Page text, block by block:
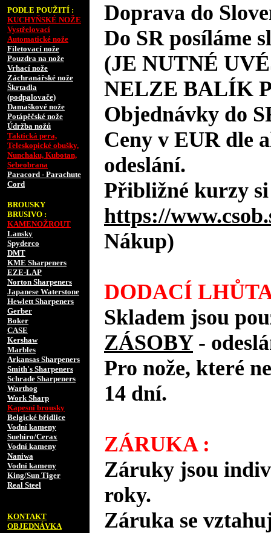
PODLE POUŽITÍ :
KUCHYŇSKÉ NOŽE
Vystřelovací
Automatické nože
Filetovací nože
Pouzdra na nože
Vrhací nože
Záchranářské nože
Škrtadla
(podpalovače)
Damaškové nože
Potápěčské nože
Údržba nožů
Taktická pera,
Teleskopické obušky,
Nunchaku, Kubotan,
Sebeobrana
Paracord - Parachute
Cord
BROUSKY
BRUSIVO :
KAMENOŽROUT
Lansky
Spyderco
DMT
KME Sharpeners
EZE-LAP
Norton Sharpeners
Japanese Waterstone
Hewlett Sharpeners
Gerber
Boker
CASE
Kershaw
Marbles
Arkansas Sharpeners
Smith's Sharpeners
Schrade Sharpeners
Warthog
Work Sharp
Kapesní brousky
Belgické břidlice
Vodní kameny
Suehiro/Cerax
Vodní kameny
Naniwa
Vodní kameny
King/Sun Tiger
Real Steel
KONTAKT
OBJEDNÁVKA
Doprava do
Do SR posíláme
(JE NUTNÉ
NELZE BALÍK
Objednávky do
Ceny v EUR dle
odeslání.
Přibližné kurzy si
https://
Nákup)
DODACÍ
Skladem jsou
ZÁSOBY -
Pro nože, které
14 dní.
ZÁRUKA :
Záruky jsou
roky.
Záruka se